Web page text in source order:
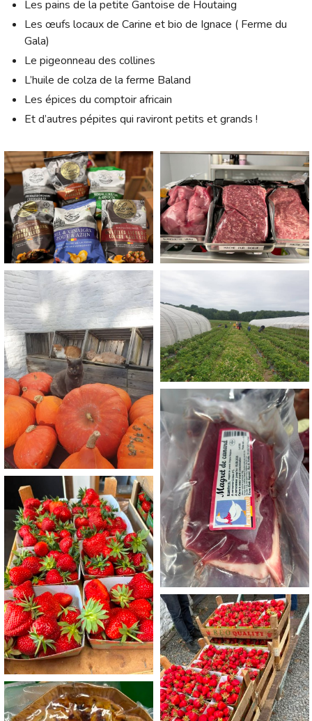
Les pains de la petite Gantoise de Houtaing
Les œufs locaux de Carine et bio de Ignace ( Ferme du
Gala)
Le pigeonneau des collines
L’huile de colza de la ferme Baland
Les épices du comptoir africain
Et d’autres pépites qui raviront petits et grands !